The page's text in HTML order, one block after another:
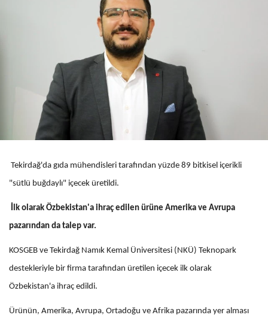
Tekirdağ'da gıda mühendisleri tarafından yüzde 89 bitkisel içerikli
"sütlü buğdaylı" içecek üretildi.
İlk olarak Özbekistan'a ihraç edilen ürüne Amerika ve Avrupa
pazarından da talep var.
KOSGEB ve Tekirdağ Namık Kemal Üniversitesi (NKÜ) Teknopark
destekleriyle bir firma tarafından üretilen içecek ilk olarak
Özbekistan'a ihraç edildi.
Ürünün, Amerika, Avrupa, Ortadoğu ve Afrika pazarında yer alması